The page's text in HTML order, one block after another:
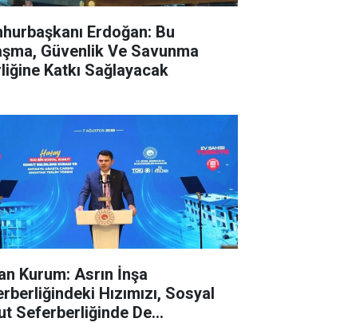
Erdoğan: Bu
Güvenlik Ve Savunma
Katkı Sağlayacak
Kurum: Asrın İnşa
Hızımızı, Sosyal
Seferberliğinde De